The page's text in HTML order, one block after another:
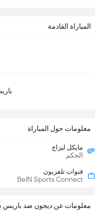
المباراة القادمة
معلومات حول المباراة
مايكل ليزاج
الحكم
قنوات تلفزيون
BeIN Sports Connect
معلومات عن ديجون ضد باريس